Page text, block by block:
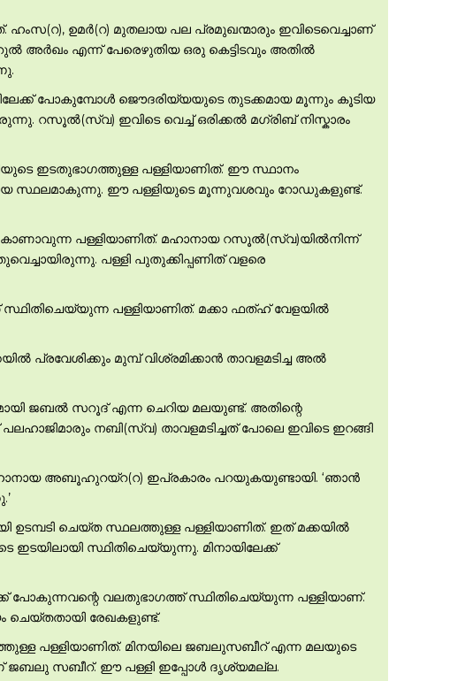
ഹംസ(റ), ഉമര്‍(റ) മുതലായ പല പ്രമുഖന്മാരും ഇവിടെവെച്ചാണ്
അര്‍ഖം എന്ന് പേരെഴുതിയ ഒരു കെട്ടിടവും അതില്‍
പോകുമ്പോള്‍ ജൌദരിയ്യയുടെ തുടക്കമായ മൂന്നും കൂടിയ
റസൂല്‍(സ്വ) ഇവിടെ വെച്ച് ഒരിക്കല്‍ മഗ്രിബ് നിസ്കാരം
ഇടതുഭാഗത്തുള്ള പള്ളിയാണിത്. ഈ സ്ഥാനം
സ്ഥലമാകുന്നു. ഈ പള്ളിയുടെ മൂന്നുവശവും റോഡുകളുണ്ട്.
പള്ളിയാണിത്. മഹാനായ റസൂല്‍(സ്വ)യില്‍നിന്ന്
പള്ളി പുതുക്കിപ്പണിത് വളരെ
പള്ളിയാണിത്. മക്കാ ഫത്ഹ് വേളയില്‍
പ്രവേശിക്കും മുമ്പ് വിശ്രമിക്കാന്‍ താവളമടിച്ച അല്‍
ജബല്‍ സറൂദ് എന്ന ചെറിയ മലയുണ്ട്. അതിന്റെ
നബി(സ്വ) താവളമടിച്ചത് പോലെ ഇവിടെ ഇറങ്ങി
അബൂഹുറയ്റ(റ) ഇപ്രകാരം പറയുകയുണ്ടായി. ‘ഞാന്‍
ഉടമ്പടി ചെയ്ത സ്ഥലത്തുള്ള പള്ളിയാണിത്. ഇത് മക്കയില്‍
സ്ഥിതിചെയ്യുന്നു. മിനായിലേക്ക്
പോകുന്നവന്റെ വലതുഭാഗത്ത് സ്ഥിതിചെയ്യുന്ന പള്ളിയാണ്.
രേഖകളുണ്ട്.
പള്ളിയാണിത്. മിനയിലെ ജബലുസബീറ് എന്ന മലയുടെ
ജബലു സബീറ്. ഈ പള്ളി ഇപ്പോള്‍ ദൃശ്യമല്ല.